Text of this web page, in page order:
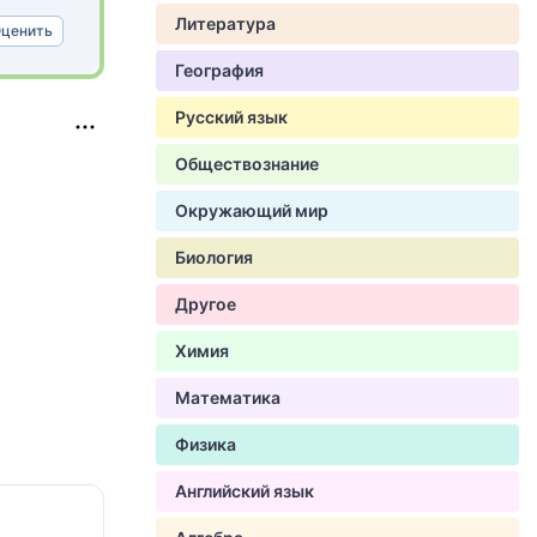
Литература
География
Русский язык
Обществознание
Окружающий мир
Биология
Другое
Химия
Математика
Физика
Английский язык